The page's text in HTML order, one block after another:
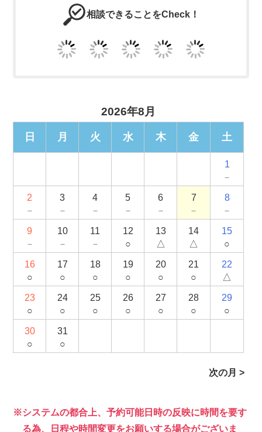
相談できることをCheck！
2026年8月
日 月 火 水 木 金 土
1
－
2
－
3
－
4
－
5
－
6
－
7
－
8
－
9
－
10
－
11
－
12
○
13
△
14
△
15
○
16
○
17
○
18
○
19
○
20
○
21
○
22
△
23
○
24
○
25
○
26
○
27
○
28
○
29
○
30
○
31
○
次の月 >
システムの都合上、予約可能日時の反映に時間を要す
る為、日程や時間変更をお願いする場合がございま